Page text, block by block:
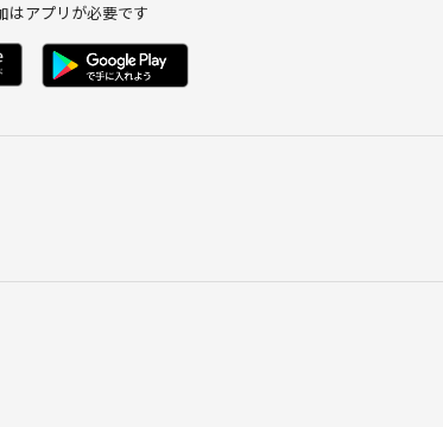
ざいません。
お断りする場合があります。
はアプリが必要です